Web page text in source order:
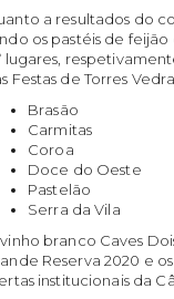
a resultados do
os pastéis de feijão
lugares,
Festas de Torres
Brasão
Carmitas
Coroa
Doce do Oeste
Pastelão
Serra da Vila
branco Caves
Reserva 2020 e
institucionais da